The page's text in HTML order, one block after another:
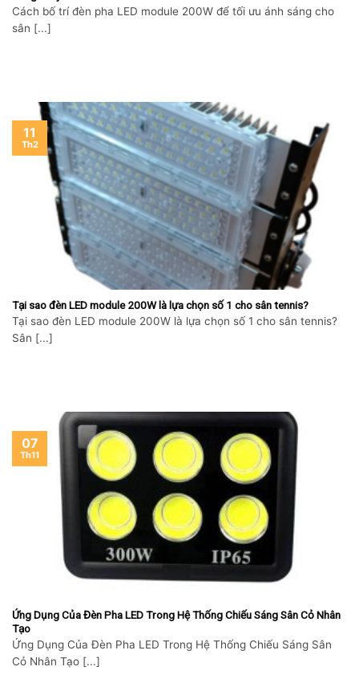
Skip
to
content
Cách bố trí đèn pha LED module 200W để tối ưu ánh sáng cho
sân [...]
Tại sao đèn LED module 200W là lựa chọn số 1 cho sân tennis?
Tại sao đèn LED module 200W là lựa chọn số 1 cho sân tennis?
Sân [...]
11
Th2
Ứng Dụng Của Đèn Pha LED Trong Hệ Thống Chiếu Sáng Sân Cỏ Nhân
Tạo
Ứng Dụng Của Đèn Pha LED Trong Hệ Thống Chiếu Sáng Sân
Cỏ Nhân Tạo [...]
07
Th11